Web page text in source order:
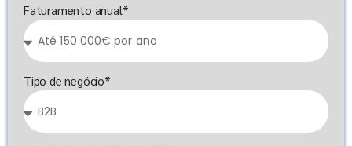
Faturamento anual*
Tipo de negócio*